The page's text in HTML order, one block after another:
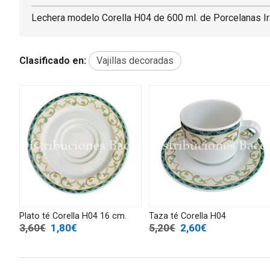
Lechera modelo Corella H04 de 600 ml. de Porcelanas
Clasificado en: Vajillas decoradas
Plato té Corella H04 16 cm.
3,60€ 1,80€
Taza té Corella H04
5,20€ 2,60€